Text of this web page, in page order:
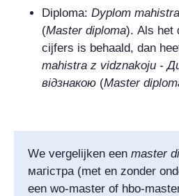
Diploma: Dyplom
(Master diploma). Als het
cijfers is behaald, dan
mahistra z vidznakoju -
вiдзнакою (Master
We vergelijken een master
магiстра(met en zonder
een wo-master of hbo-